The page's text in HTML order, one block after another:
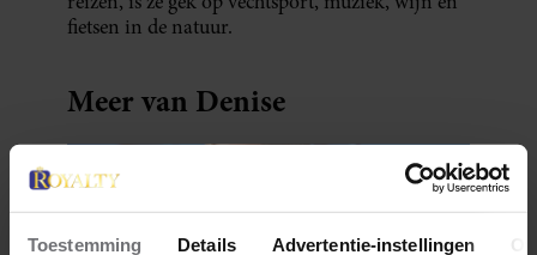
Toestemming Details Advertentie-instellingen
fietsen in de natuur.
Meer van Denise